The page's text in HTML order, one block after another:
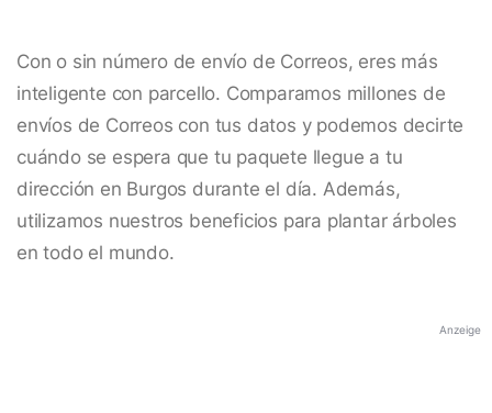
Con o sin número de envío de Correos, eres más
inteligente con parcello. Comparamos millones de
envíos de Correos con tus datos y podemos decirte
cuándo se espera que tu paquete llegue a tu
dirección en Burgos durante el día. Además,
utilizamos nuestros beneficios para plantar árboles
en todo el mundo.
Anzeige